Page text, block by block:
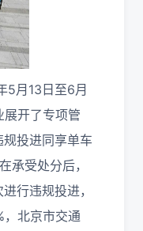
5月13日至6月
展开了专项管
投进同享单车
承受处分后，
行违规投进，
北京市交通